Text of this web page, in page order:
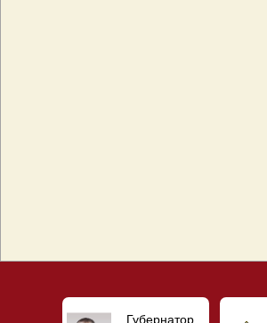
Губернатор